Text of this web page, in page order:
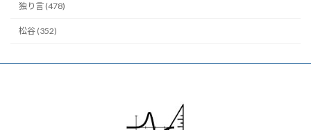
独り言 (478)
松谷 (352)